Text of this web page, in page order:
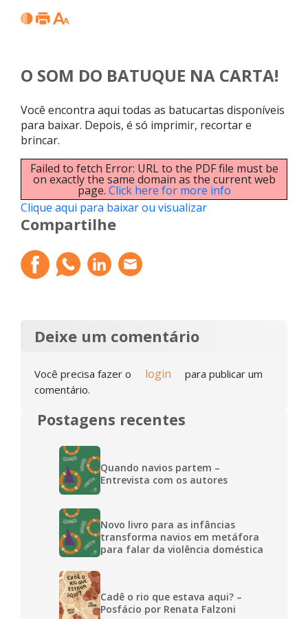
O SOM DO BATUQUE NA CARTA!
Você encontra aqui todas as batucartas disponíveis
para baixar. Depois, é só imprimir, recortar e
brincar.
Failed to fetch Error: URL to the PDF file must be
on exactly the same domain as the current web
page. Click here for more info
Clique aqui para baixar ou visualizar
Compartilhe
Deixe um comentário
Você precisa fazer o login
para publicar um
comentário.
Postagens recentes
Quando navios partem –
Entrevista com os autores
Novo livro para as infâncias
transforma navios em metáfora
para falar da violência doméstica
Cadê o rio que estava aqui? –
Posfácio por Renata Falzoni